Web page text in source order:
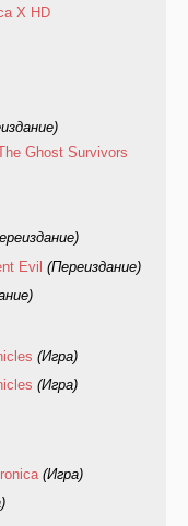
X HD
Ghost Survivors
Evil (Переиздание)
(Игра)
(Игра)
(Игра)